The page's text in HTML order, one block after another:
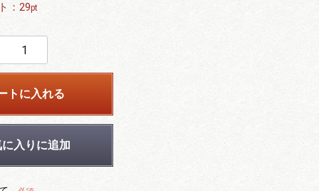
： 29pt
トに入れる
入りに追加